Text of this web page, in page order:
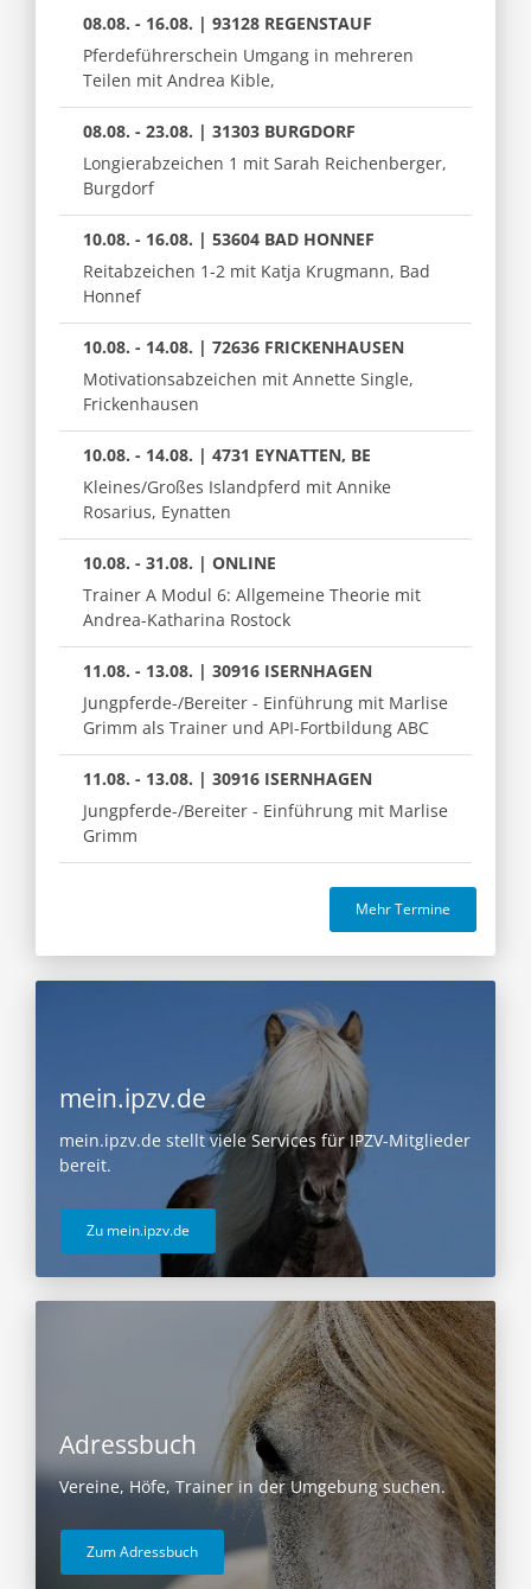
08.08. - 16.08. | 93128 REGENSTAUF
Pferdeführerschein Umgang in mehreren
Teilen mit Andrea Kible,
08.08. - 23.08. | 31303 BURGDORF
Longierabzeichen 1 mit Sarah Reichenberger,
Burgdorf
10.08. - 16.08. | 53604 BAD HONNEF
Reitabzeichen 1-2 mit Katja Krugmann, Bad
Honnef
10.08. - 14.08. | 72636 FRICKENHAUSEN
Motivationsabzeichen mit Annette Single,
Frickenhausen
10.08. - 14.08. | 4731 EYNATTEN, BE
Kleines/Großes Islandpferd mit Annike
Rosarius, Eynatten
10.08. - 31.08. | ONLINE
Trainer A Modul 6: Allgemeine Theorie mit
Andrea-Katharina Rostock
11.08. - 13.08. | 30916 ISERNHAGEN
Jungpferde-/Bereiter - Einführung mit Marlise
Grimm als Trainer und API-Fortbildung ABC
11.08. - 13.08. | 30916 ISERNHAGEN
Jungpferde-/Bereiter - Einführung mit Marlise
Grimm
Mehr Termine
mein.ipzv.de
mein.ipzv.de stellt viele Services für IPZV-Mitglieder
bereit.
Zu mein.ipzv.de
Adressbuch
Vereine, Höfe, Trainer in der Umgebung suchen.
Zum Adressbuch